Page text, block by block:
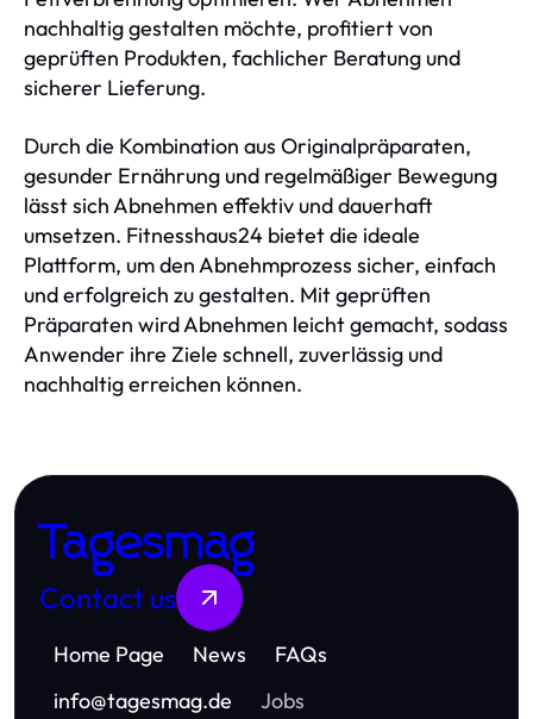
nachhaltig gestalten möchte, profitiert von
geprüften Produkten, fachlicher Beratung und
sicherer Lieferung.
Durch die Kombination aus Originalpräparaten,
gesunder Ernährung und regelmäßiger Bewegung
lässt sich Abnehmen effektiv und dauerhaft
umsetzen. Fitnesshaus24 bietet die ideale
Plattform, um den Abnehmprozess sicher, einfach
und erfolgreich zu gestalten. Mit geprüften
Präparaten wird Abnehmen leicht gemacht, sodass
Anwender ihre Ziele schnell, zuverlässig und
nachhaltig erreichen können.
Tagesmag
Contact us
Home Page News
FAQs
info@tagesmag.de Jobs